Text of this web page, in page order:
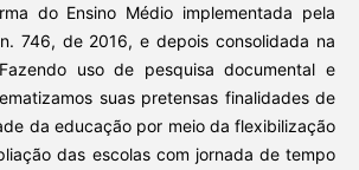
do Ensino Médio implementada pela
746, de 2016, e depois consolidada na
uso de pesquisa documental e
suas pretensas finalidades de
da educação por meio da flexibilização
das escolas com jornada de tempo